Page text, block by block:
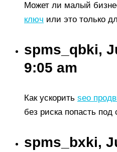
Может ли малый
ключ или это только
spms_qbki,
9:05 am
Как ускорить seo
без риска попасть под
spms_bxki,